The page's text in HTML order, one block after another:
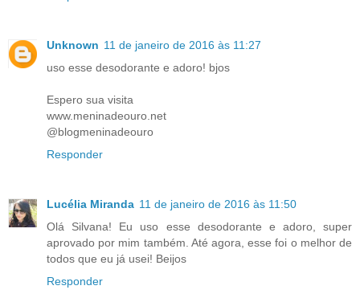
Unknown 11 de janeiro de 2016 às 11:27
uso esse desodorante e adoro! bjos
Espero sua visita
www.meninadeouro.net
@blogmeninadeouro
Responder
Lucélia Miranda 11 de janeiro de 2016 às 11:50
Olá Silvana! Eu uso esse desodorante e adoro, super
aprovado por mim também. Até agora, esse foi o melhor de
todos que eu já usei! Beijos
Responder